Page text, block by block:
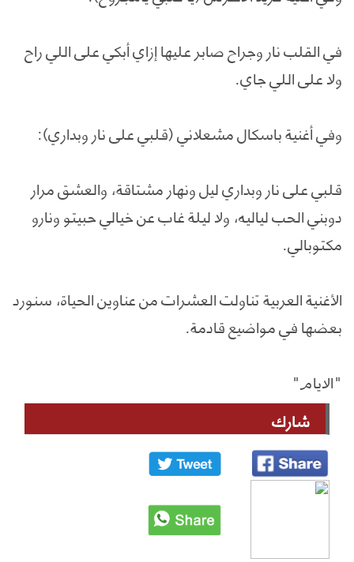
في القلب نار وجراح صابر عليها إزاي أبكي على اللي راح
ولا على اللي جاي.
وفي أغنية باسكال مشعلاني (قلبي على نار وبداري):
قلبي على نار وبداري ليل ونهار مشتاقة، والعشق مرار
دوبني الحب لياليه، ولا ليلة غاب عن خيالي حبيتو ونارو
مكتوبالي.
الأغنية العربية تناولت العشرات من عناوين الحياة، سنورد
بعضها في مواضيع قادمة.
"الايام"
شارك